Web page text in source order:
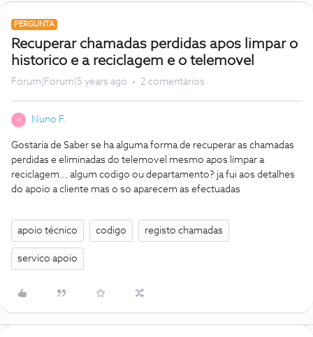
PERGUNTA
Recuperar chamadas perdidas apos limpar o
historico e a reciclagem e o telemovel
Forum|Forum|5 years ago 2 comentários
N Nuno F.
Gostaria de Saber se ha alguma forma de recuperar as chamadas
perdidas e eliminadas do telemovel mesmo apos limpar a
reciclagem… algum codigo ou departamento? ja fui aos detalhes
do apoio a cliente mas o so aparecem as efectuadas
apoio técnico codigo registo chamadas
servico apoio